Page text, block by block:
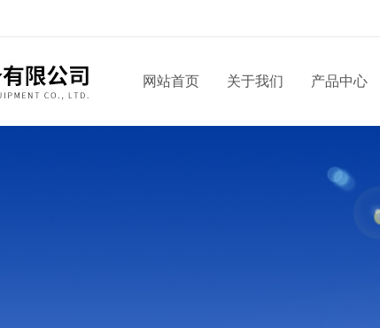
网站首页 关于我们 产品中心